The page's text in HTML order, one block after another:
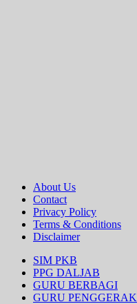
About Us
Contact
Privacy Policy
Terms & Conditions
Disclaimer
SIM PKB
PPG DALJAB
GURU BERBAGI
GURU PENGGERAK